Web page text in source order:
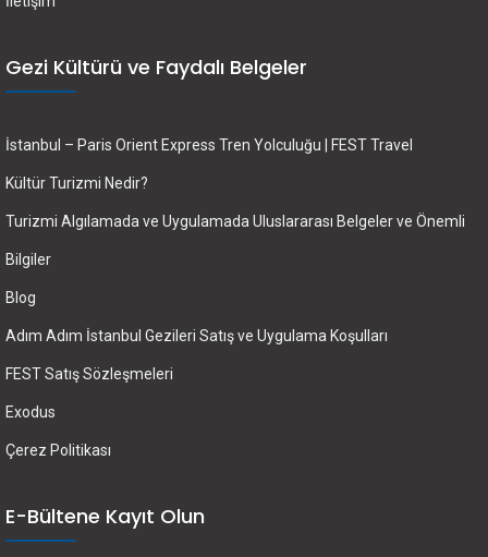
Gezi Kültürü ve Faydalı Belgeler
İstanbul – Paris Orient Express Tren Yolculuğu | FEST Travel
Kültür Turizmi Nedir?
Turizmi Algılamada ve Uygulamada Uluslararası Belgeler ve Önemli
Bilgiler
Blog
Adım Adım İstanbul Gezileri Satış ve Uygulama Koşulları
FEST Satış Sözleşmeleri
Exodus
Çerez Politikası
E-Bültene Kayıt Olun